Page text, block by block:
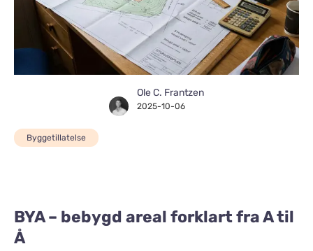
Ole C. Frantzen
2025-10-06
Byggetillatelse
BYA – bebygd areal forklart fra A til
Å